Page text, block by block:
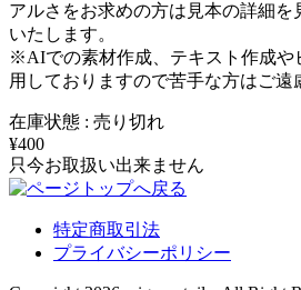
アルさをお求めの方は見本の詳細を
いたします。
※AIでの素材作成、テキスト作成や
用しておりますので苦手な方はご遠
在庫状態 : 売り切れ
¥400
只今お取扱い出来ません
特定商取引法
プライバシーポリシー